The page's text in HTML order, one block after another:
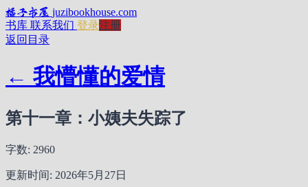
橘子书屋 juzibookhouse.com
书库 联系我们 登录注册
返回目录
← 我懵懂的爱情
第十一章：小姨夫失踪了
字数: 2960
更新时间: 2026年5月27日